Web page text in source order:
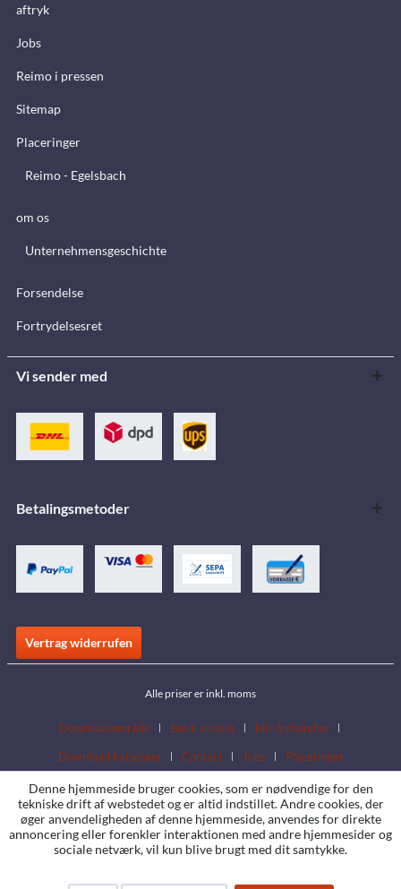
aftryk
Jobs
Reimo i pressen
Sitemap
Placeringer
Reimo - Egelsbach
om os
Unternehmensgeschichte
Forsendelse
Fortrydelsesret
Vi sender med
Betalingsmetoder
Vertrag widerrufen
Alle priser er inkl. moms
Downloadområde Butik locator
Bliv forhandler
Download kataloger
Contact Jobs Placeringer
Denne hjemmeside bruger cookies, som er nødvendige for den
tekniske drift af webstedet og er altid indstillet. Andre cookies, der
øger anvendeligheden af denne hjemmeside, anvendes for direkte
annoncering eller forenkler interaktionen med andre hjemmesider og
sociale netværk, vil kun blive brugt med dit samtykke.